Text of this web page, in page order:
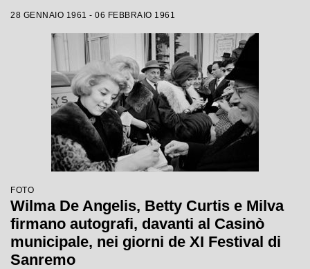
Renis e Betty Curtis
28 GENNAIO 1961 - 06 FEBBRAIO 1961
FOTO
Wilma De Angelis, Betty Curtis e Milva
firmano autografi, davanti al Casinò
municipale, nei giorni de XI Festival di
Sanremo